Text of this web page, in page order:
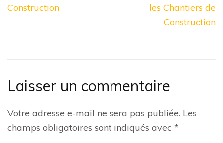
l’article
Construction
les Chantiers de
Construction
Laisser un commentaire
Votre adresse e-mail ne sera pas publiée. Les
champs obligatoires sont indiqués avec *